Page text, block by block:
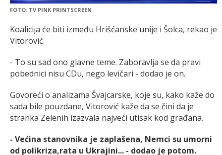
FOTO: TV PINK PRINTSCREEN
Koalicija će biti između Hrišćanske unije i Šolca, rekao je
Vitorović.
- To su sad ono glavne teme. Zaboravlja se da pravi
pobednici nisu CDu, nego levičari - dodao je on.
Govoreći o analizama Švajcarske, koje su, kako kaže do
sada bile pouzdane, Vitorović kaže da se čini da je
stranka Zelenih izazvala najveći utisak kod građana.
- Većina stanovnika je zaplašena, Nemci su umorni
od polikriza,rata u Ukrajini... - dodao je potom.